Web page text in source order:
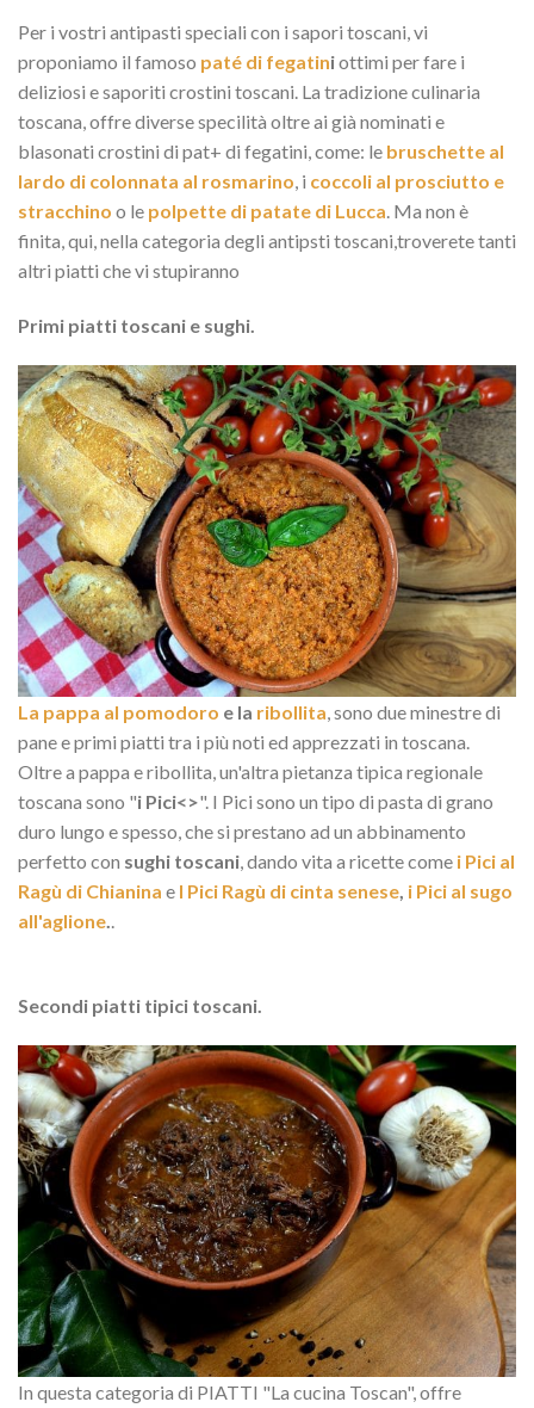
Per i vostri antipasti speciali con i sapori toscani, vi
proponiamo il famoso paté di fegatiniottimi per fare i
deliziosi e saporiti crostini toscani. La tradizione culinaria
toscana, offre diverse specilità oltre ai già nominati e
blasonati crostini di pat+ di fegatini, come: le bruschette al
lardo di colonnata al rosmarino, i coccoli al prosciutto e
stracchino o le polpette di patate di Lucca. Ma non è
finita, qui, nella categoria degli antipsti toscani,troverete tanti
altri piatti che vi stupiranno
Primi piatti toscani e sughi.
La pappa al pomodoro e la ribollita, sono due minestre di
pane e primi piatti tra i più noti ed apprezzati in toscana.
Oltre a pappa e ribollita, un'altra pietanza tipica regionale
toscana sono "i Pici<>". I Pici sono un tipo di pasta di grano
duro lungo e spesso, che si prestano ad un abbinamento
perfetto con sughi toscani, dando vita a ricette come i Pici al
Ragù di Chianina e I Pici Ragù di cinta senese, i Pici al sugo
all'aglione..
Secondi piatti tipici toscani.
In questa categoria di PIATTI "La cucina Toscan", offre